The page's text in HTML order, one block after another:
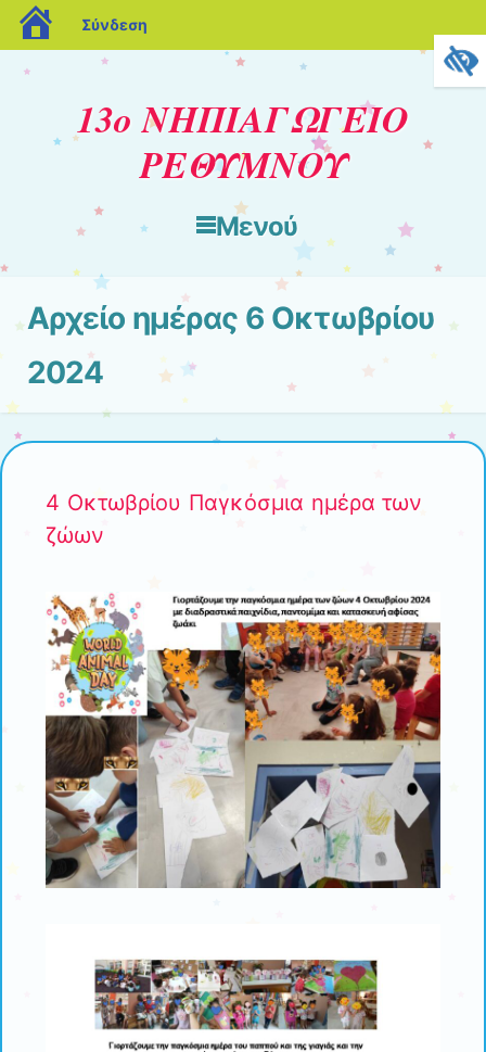
blogs.sch.gr
Σύνδεση
13ο ΝΗΠΙΑΓΩΓΕΙΟ
ΡΕΘΥΜΝΟΥ
Μενού
Μετάβαση στο περιεχόμενο
Αρχείο ημέρας 6 Οκτωβρίου
2024
4 Οκτωβρίου Παγκόσμια ημέρα των
ζώων